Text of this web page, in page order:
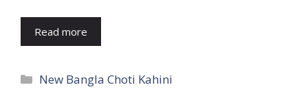
Read more
Categories
New Bangla Choti Kahini